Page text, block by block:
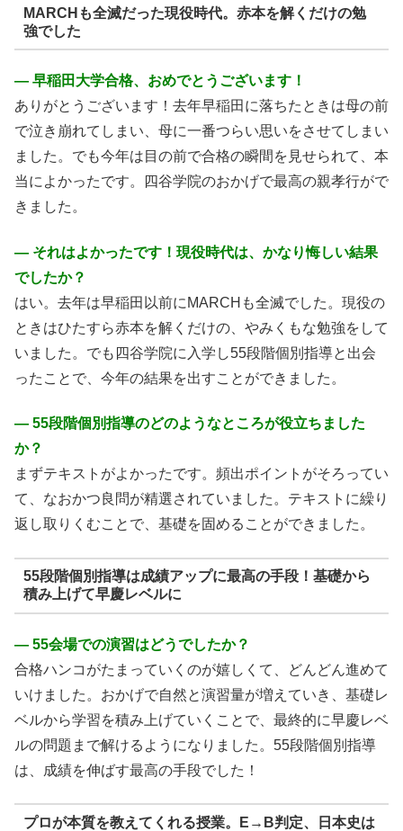
MARCHも全滅だった現役時代。赤本を解くだけの勉
強でした
― 早稲田大学合格、おめでとうございます！
ありがとうございます！去年早稲田に落ちたときは母の前
で泣き崩れてしまい、母に一番つらい思いをさせてしまい
ました。でも今年は目の前で合格の瞬間を見せられて、本
当によかったです。四谷学院のおかげで最高の親孝行がで
きました。
― それはよかったです！現役時代は、かなり悔しい結果
でしたか？
はい。去年は早稲田以前にMARCHも全滅でした。現役の
ときはひたすら赤本を解くだけの、やみくもな勉強をして
いました。でも四谷学院に入学し55段階個別指導と出会
ったことで、今年の結果を出すことができました。
― 55段階個別指導のどのようなところが役立ちました
か？
まずテキストがよかったです。頻出ポイントがそろってい
て、なおかつ良問が精選されていました。テキストに繰り
返し取りくむことで、基礎を固めることができました。
55段階個別指導は成績アップに最高の手段！基礎から
積み上げて早慶レベルに
― 55会場での演習はどうでしたか？
合格ハンコがたまっていくのが嬉しくて、どんどん進めて
いけました。おかげで自然と演習量が増えていき、基礎レ
ベルから学習を積み上げていくことで、最終的に早慶レベ
ルの問題まで解けるようになりました。55段階個別指導
は、成績を伸ばす最高の手段でした！
プロが本質を教えてくれる授業。E→B判定、日本史は